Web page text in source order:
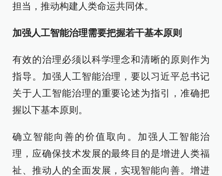
担当，推动构建人类命运共同体。
加强人工智能治理需要把握若干基本原则
有效的治理必须以科学理念和清晰的原则作为
指导。加强人工智能治理，要以习近平总书记
关于人工智能治理的重要论述为指引，准确把
握以下基本原则。
确立智能向善的价值取向。加强人工智能治
理，应确保技术发展的最终目的是增进人类福
祉、推动人的全面发展，实现智能向善。增进